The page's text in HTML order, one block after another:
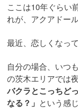
ここは10年ぐらい
れが、アクアドール
最近、恋しくなっ
自分の場合、いつ
の茨木エリアでは
バクラとこっちど
なる？」 という感